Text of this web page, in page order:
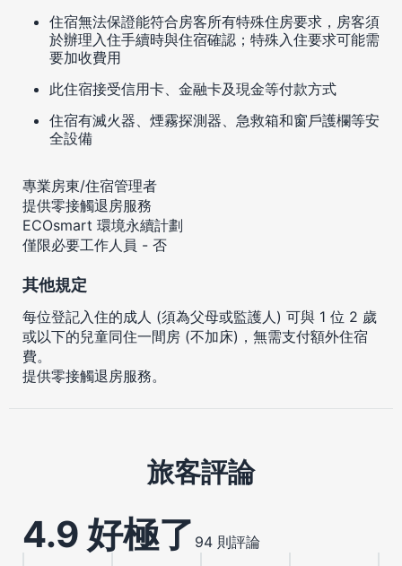
住宿無法保證能符合房客所有特殊住房要求，房客須
於辦理入住手續時與住宿確認；特殊入住要求可能需
要加收費用
此住宿接受信用卡、金融卡及現金等付款方式
住宿有滅火器、煙霧探測器、急救箱和窗戶護欄等安
全設備
專業房東/住宿管理者
提供零接觸退房服務
ECOsmart 環境永續計劃
僅限必要工作人員 - 否
其他規定
每位登記入住的成人 (須為父母或監護人) 可與 1 位 2 歲
或以下的兒童同住一間房 (不加床)，無需支付額外住宿
費。
提供零接觸退房服務。
旅客評論
4.9 好極了 94 則評論